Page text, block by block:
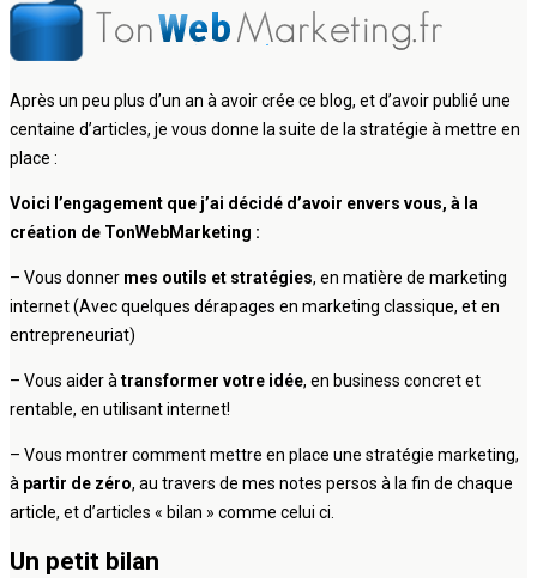
Après un peu plus d’un an à avoir crée ce blog, et d’avoir publié une
centaine d’articles, je vous donne la suite de la stratégie à mettre en
place :
Voici l’engagement que j’ai décidé d’avoir envers vous, à la
création de TonWebMarketing :
– Vous donner mes outils et stratégies, en matière de marketing
internet (Avec quelques dérapages en marketing classique, et en
entrepreneuriat)
– Vous aider à transformer votre idée, en business concret et
rentable, en utilisant internet!
– Vous montrer comment mettre en place une stratégie marketing,
à partir de zéro, au travers de mes notes persos à la fin de chaque
article, et d’articles « bilan » comme celui ci.
Un petit bilan